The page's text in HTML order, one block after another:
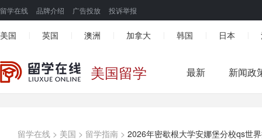
留学在线 品牌介绍 广告投放 投诉举报
美国 英国 澳洲 加拿大 韩国 日本
美国留学 最新 新闻政
留学在线 > 美国 > 留学指南 > 2026年密歇根大学安娜堡分校qs世